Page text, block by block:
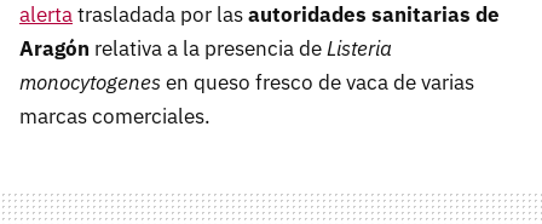
alertatrasladada por lasautoridades sanitarias de
Aragón relativa a la presencia deListeria
monocytogenesen queso fresco de vaca de varias
marcas comerciales.